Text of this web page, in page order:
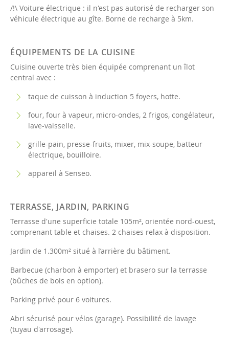
/!\ Voiture électrique : il n'est pas autorisé de recharger son
véhicule électrique au gîte. Borne de recharge à 5km.
ÉQUIPEMENTS DE LA CUISINE
Cuisine ouverte très bien équipée comprenant un îlot
central avec :
taque de cuisson à induction 5 foyers, hotte.
four, four à vapeur, micro-ondes, 2 frigos, congélateur,
lave-vaisselle.
grille-pain, presse-fruits, mixer, mix-soupe, batteur
électrique, bouilloire.
appareil à Senseo.
TERRASSE, JARDIN, PARKING
Terrasse d'une superficie totale 105m², orientée nord-ouest,
comprenant table et chaises. 2 chaises relax à disposition.
Jardin de 1.300m² situé à l’arrière du bâtiment.
Barbecue (charbon à emporter) et brasero sur la terrasse
(bûches de bois en option).
Parking privé pour 6 voitures.
Abri sécurisé pour vélos (garage). Possibilité de lavage
(tuyau d'arrosage).